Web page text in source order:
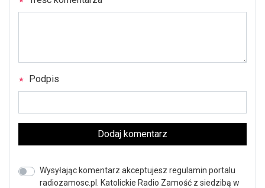
Podpis
Dodaj komentarz
Wysyłając komentarz akceptujesz regulamin portalu
radiozamosc.pl. Katolickie Radio Zamość z siedzibą w